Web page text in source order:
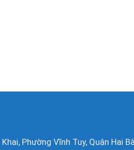
Phường Vĩnh Tuy, Quận Hai